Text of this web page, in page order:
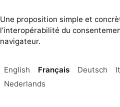
Une proposition simple et
l’interopérabilité du
navigateur.
English Français Deutsch
Nederlands